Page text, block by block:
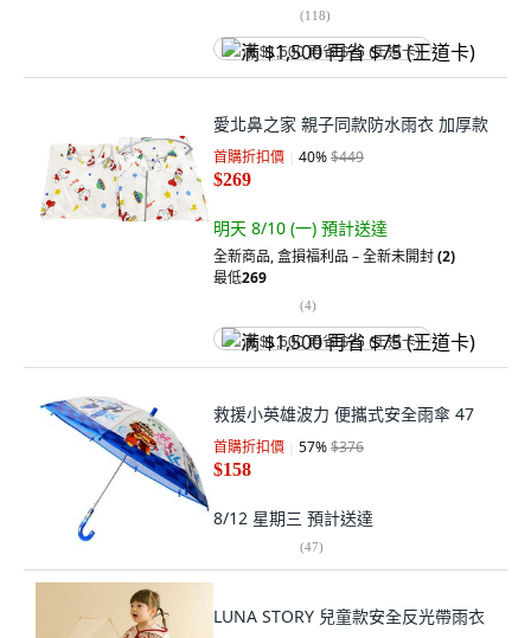
(118)
满 $1,500 再省 $75 (王道卡)
愛北鼻之家 親子同款防水雨衣 加厚款
首購折扣價 40%$449
$269
明天 8/10 (一) 預計送達
全新商品,盒損福利品 – 全新未開封(2)
最低269
(4)
满 $1,500 再省 $75 (王道卡)
救援小英雄波力 便攜式安全雨傘 47
首購折扣價 57%$376
$158
8/12 星期三 預計送達
(47)
LUNA STORY 兒童款安全反光帶雨衣